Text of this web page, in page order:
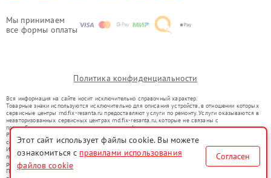
Мы принимаем
все формы оплаты
Политика конфиденциальности
Вся информация на сайте носит исключительно справочный характер.
Товарные знаки используются исключительно для описания устройств, в отношении которых
сервисные центры rnd.fix-resanta.ru предоставляют услуги по ремонту. Услуги оказываются в
неавторизованных сервисных центрах rnd.fix-resanta.ru, которые не связаны с
правообладателями товарных знаков или их официальными представителями.
Ремонт осуществляется для устройств, уже введенных в гражданский оборот в соответствии
со статьей 1487 ГК РФ.
Использование товарных знаков не преследует цели индивидуализации услуг или введения
потребителей в заблуждение, а служит для информирования о предоставляемых услугах по
ремонту техники указанных брендов.
Представленная на сайте информация не является публичной офертой, определяемой
Этот сайт использует файлы cookie. Вы можете
ознакомиться с правилами использования
файлов cookie
Согласен